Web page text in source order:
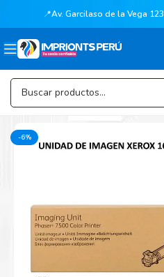
📍Av. Garcilaso de la Vega
-6%